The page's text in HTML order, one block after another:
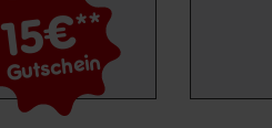
15€**
Gutschein